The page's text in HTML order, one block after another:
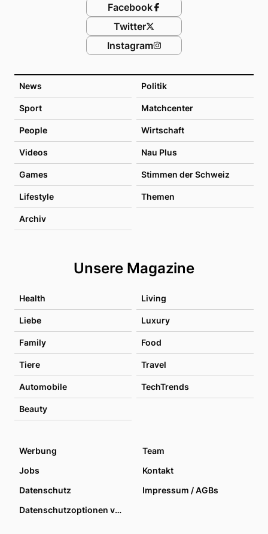
News Politik
Sport Matchcenter
People Wirtschaft
Videos Nau Plus
Games Stimmen der Schweiz
Lifestyle Themen
Archiv
Unsere Magazine
Health Living
Liebe Luxury
Family Food
Tiere Travel
Automobile TechTrends
Beauty
Facebook
Twitter
Instagram
Werbung
Team
Jobs
Kontakt
Datenschutz
Impressum / AGBs
Datenschutzoptionen verwalten